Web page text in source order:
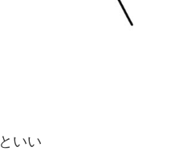
いい